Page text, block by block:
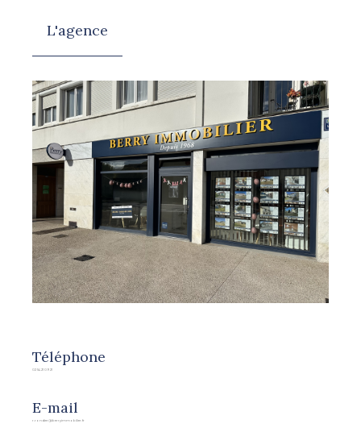
L'agence
Téléphone
02 54 21 09 21
E-mail
r.rondier@berryimmobilier.fr